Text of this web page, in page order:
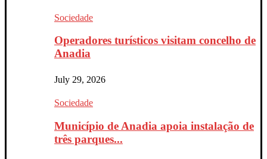
Sociedade
Operadores turísticos visitam concelho de
Anadia
July 29, 2026
Sociedade
Município de Anadia apoia instalação de
três parques...